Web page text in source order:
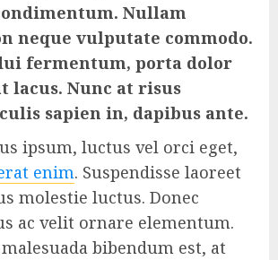
Nullam
neque vulputate commodo.
fermentum, porta dolor
lacus. Nunc at risus
sapien in, dapibus ante.
ipsum, luctus vel orci eget,
enim. Suspendisse laoreet
molestie luctus. Donec
ac velit ornare elementum.
bibendum est, at